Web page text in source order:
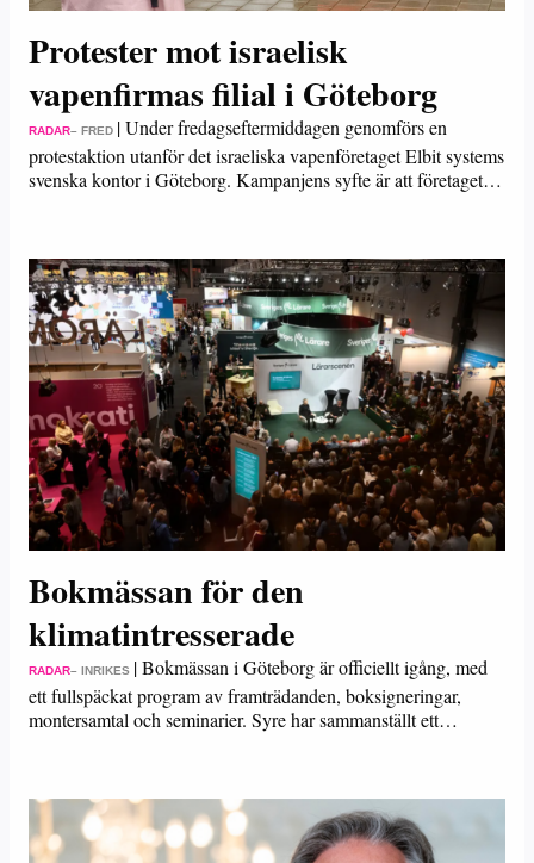
Protester mot israelisk
vapenfirmas filial i Göteborg
RADAR– FRED |Under fredagseftermiddagen genomförs en
protestaktion utanför det israeliska vapenföretaget Elbit systems
svenska kontor i Göteborg. Kampanjens syfte är att företaget…
Bokmässan för den
klimatintresserade
RADAR– INRIKES |Bokmässan i Göteborg är officiellt igång, med
ett fullspäckat program av framträdanden, boksigneringar,
montersamtal och seminarier. Syre har sammanställt ett…